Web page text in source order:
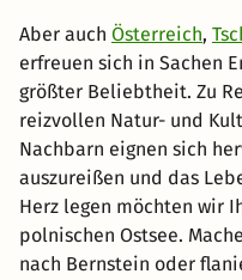
Aber auch Österreich,
erfreuen sich in Sachen
größter Beliebtheit. Zu
reizvollen Natur- und
Nachbarn eignen sich
auszureißen und das
Herz legen möchten wir
polnischen Ostsee.
nach Bernstein oder